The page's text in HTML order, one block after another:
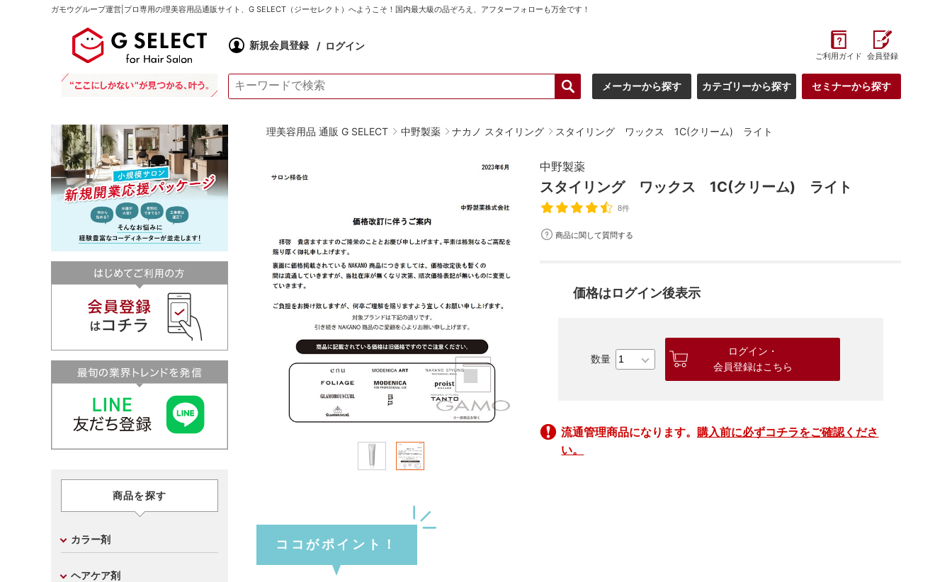
ガモウグループ運営|プロ専用の理美容用品通販サイト、G SELECT（ジーセレクト）へようこそ！国内最大級の品ぞろえ、アフターフォローも万全です！
ご利用ガイド 会員登録
メーカーから探す カテゴリーから探す セミナーから探す
新規会員登録 ログイン
理美容用品 通販 G SELECT 中野製薬 ナカノ スタイリング スタイリング ワックス 1C(クリーム) ライト
中野製薬
スタイリング ワックス 1C(クリーム) ライト
8件
商品に関して質問する
価格はログイン後表示
ログイン・
会員登録はこちら
流通管理商品になります。購入前に必ずコチラをご確認くださ
い。
ココがポイント！
商品を探す
カラー剤
ヘアケア剤